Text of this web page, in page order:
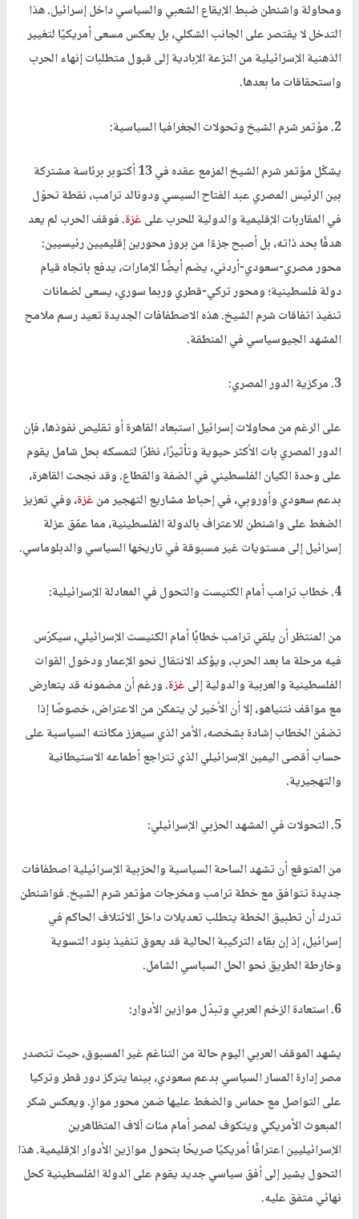
ومحاولة واشنطن ضبط الإيقاع الشعبي والسياسي داخل إسرائيل. هذا
التدخل لا يقتصر على الجانب الشكلي، بل يعكس مسعى أمريكيًا لتغيير
الذهنية الإسرائيلية من النزعة الإبادية إلى قبول متطلبات إنهاء الحرب
واستحقاقات ما بعدها.
2. مؤتمر شرم الشيخ وتحولات الجغرافيا السياسية:
يشكّل مؤتمر شرم الشيخ المزمع عقده في 13 أكتوبر برئاسة مشتركة
بين الرئيس المصري عبد الفتاح السيسي ودونالد ترامب، نقطة تحوّل
في المقاربات الإقليمية والدولية للحرب علىغزة. فوقف الحرب لم يعد
هدفًا بحد ذاته، بل أصبح جزءًا من بروز محورين إقليميين رئيسيين:
محور مصري-سعودي-أردني، يضم أيضًا الإمارات، يدفع باتجاه قيام
دولة فلسطينية؛ ومحور تركي-قطري وربما سوري، يسعى لضمانات
تنفيذ اتفاقات شرم الشيخ. هذه الاصطفافات الجديدة تعيد رسم ملامح
المشهد الجيوسياسي في المنطقة.
3. مركزية الدور المصري:
على الرغم من محاولات إسرائيل استبعاد القاهرة أو تقليص نفوذها، فإن
الدور المصري بات الأكثر حيوية وتأثيرًا، نظرًا لتمسكه بحل شامل يقوم
على وحدة الكيان الفلسطيني في الضفة والقطاع. وقد نجحت القاهرة،
بدعم سعودي وأوروبي، في إحباط مشاريع التهجير منغزة، وفي تعزيز
الضغط على واشنطن للاعتراف بالدولة الفلسطينية، مما عمّق عزلة
إسرائيل إلى مستويات غير مسبوقة في تاريخها السياسي والدبلوماسي.
4. خطاب ترامب أمام الكنيست والتحول في المعادلة الإسرائيلية:
من المنتظر أن يلقي ترامب خطابًا أمام الكنيست الإسرائيلي، سيكرّس
فيه مرحلة ما بعد الحرب، ويؤكد الانتقال نحو الإعمار ودخول القوات
الفلسطينية والعربية والدولية إلىغزة. ورغم أن مضمونه قد يتعارض
مع مواقف نتنياهو، إلا أن الأخير لن يتمكن من الاعتراض، خصوصًا إذا
تضمّن الخطاب إشادة بشخصه، الأمر الذي سيعزز مكانته السياسية على
حساب أقصى اليمين الإسرائيلي الذي تتراجع أطماعه الاستيطانية
والتهجيرية.
5. التحولات في المشهد الحزبي الإسرائيلي:
من المتوقع أن تشهد الساحة السياسية والحزبية الإسرائيلية اصطفافات
جديدة تتوافق مع خطة ترامب ومخرجات مؤتمر شرم الشيخ. فواشنطن
تدرك أن تطبيق الخطة يتطلب تعديلات داخل الائتلاف الحاكم في
إسرائيل، إذ إن بقاء التركيبة الحالية قد يعوق تنفيذ بنود التسوية
وخارطة الطريق نحو الحل السياسي الشامل.
6. استعادة الزخم العربي وتبدّل موازين الأدوار:
يشهد الموقف العربي اليوم حالة من التناغم غير المسبوق، حيث تتصدر
مصر إدارة المسار السياسي بدعم سعودي، بينما يتركز دور قطر وتركيا
على التواصل مع حماس والضغط عليها ضمن محور موازٍ. ويعكس شكر
المبعوث الأمريكي ويتكوف لمصر أمام مئات آلاف المتظاهرين
الإسرائيليين اعترافًا أمريكيًا صريحًا بتحول موازين الأدوار الإقليمية. هذا
التحول يشير إلى أفق سياسي جديد يقوم على الدولة الفلسطينية كحل
نهائي متفق عليه.